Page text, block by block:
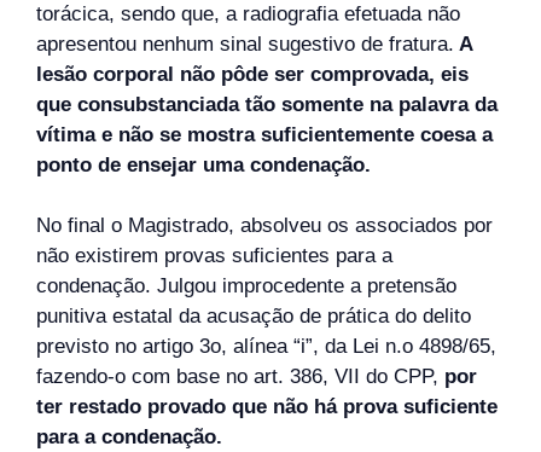
torácica, sendo que, a radiografia efetuada não
apresentou nenhum sinal sugestivo de fratura. A
lesão corporal não pôde ser comprovada, eis
que consubstanciada tão somente na palavra da
vítima e não se mostra suficientemente coesa a
ponto de ensejar uma condenação.
No final o Magistrado, absolveu os associados por
não existirem provas suficientes para a
condenação. Julgou improcedente a pretensão
punitiva estatal da acusação de prática do delito
previsto no artigo 3o, alínea “i”, da Lei n.o 4898/65,
fazendo-o com base no art. 386, VII do CPP, por
ter restado provado que não há prova suficiente
para a condenação.